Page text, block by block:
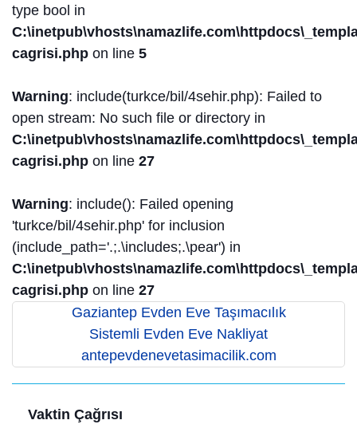
type bool in
cagrisi.php on line 5
Warning: include(turkce/bil/4sehir.php): Failed to
open stream: No such file or directory in
cagrisi.php on line 27
Warning: include(): Failed opening
'turkce/bil/4sehir.php' for inclusion
(include_path='.;.\includes;.\pear') in
cagrisi.php on line 27
Gaziantep Evden Eve Taşımacılık
Sistemli Evden Eve Nakliyat
antepevdenevetasimacilik.com
Vaktin Çağrısı